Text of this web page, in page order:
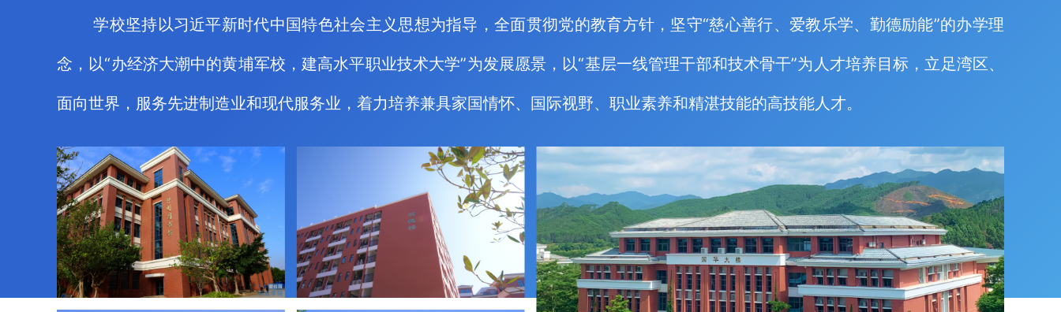
学校坚持以习近平新时代中国特色社会主义思想为指导，全面贯彻党的教育方针，坚守“慈心善行、爱教乐学、勤德励能”的办学理
念，以“办经济大潮中的黄埔军校，建高水平职业技术大学”为发展愿景，以“基层一线管理干部和技术骨干”为人才培养目标，立足湾区、
面向世界，服务先进制造业和现代服务业，着力培养兼具家国情怀、国际视野、职业素养和精湛技能的高技能人才。